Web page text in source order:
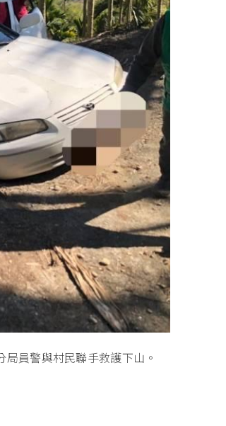
員警與村民聯手救護下山。